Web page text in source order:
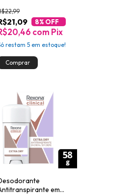
8% OFF
com Pix
restam5 em estoque!
em